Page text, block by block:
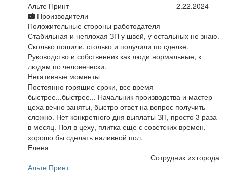
Альте Принт
Производители
2.22.2024
Положительные стороны работодателя
Стабильная и неплохая ЗП у швей, у остальных не знаю.
Сколько пошили, столько и получили по сделке.
Руководство и собственник как люди нормальные, к
людям по человечески.
Негативные моменты
Постоянно горящие сроки, все время
быстрее...быстрее... Начальник производства и мастер
цеха вечно заняты, быстро ответ на вопрос получить
сложно. Нет конкретного дня выплаты ЗП, просто 3 раза
в месяц. Пол в цеху, плитка еще с советских времен,
хорошо бы сделать наливной пол.
Елена
Сотрудник из города
Альте Принт